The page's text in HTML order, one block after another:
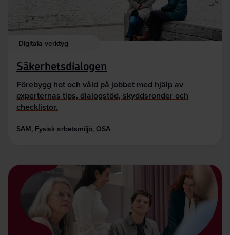
Digitala verktyg
Säkerhetsdialogen
Förebygg hot och våld på jobbet med hjälp av
experternas tips, dialogstöd, skyddsronder och
checklistor.
SAM, Fysisk arbetsmiljö, OSA